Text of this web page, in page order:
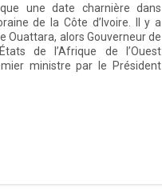
une date charnière dans
de la Côte d’Ivoire. Il y a
Ouattara, alors Gouverneur de
de l’Afrique de l’Ouest
ministre par le Président